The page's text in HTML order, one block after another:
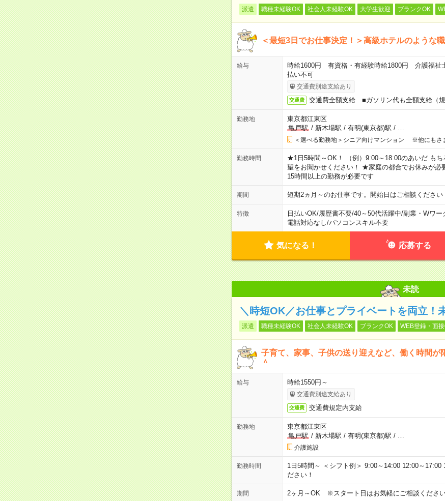
派遣 職種未経験OK 社会人未経験OK 大学生歓迎 ブランクOK
＜最短3日でお仕事決定！＞高級ホテルのような
給与
時給1600円 有資格・有経験時給1800円 介護福
払い不可
交通費別途支給あり
交通費 交通費全額支給 ■ガソリン代も全額支給（
勤務地
東京都江東区
亀戸駅/ 新木場駅 / 有明(東京都)駅 /
＜選べる勤務地＞シニア向けマンション ※他にもさ
勤務時間
★1日5時間～OK！ （例）9:00～18:00のあいだ も
望をお聞かせください！ ★家庭の都合でお休みが
15時間以上の勤務が必要です
期間 短期2ヵ月～のお仕事です。開始日はご相談くださ
特徴 日払いOK/履歴書不要/40～50代活躍中/副業・Wワー
電話対応なし/パソコンスキル不要
気になる！ 応募する
未読
＼時短OK／お仕事とプライベートを両立！
派遣 職種未経験OK 社会人未経験OK ブランクOK WEB登録・面
子育て、家事、子供の送り迎えなど、働く時間が
＾
給与 時給1550円～
交通費別途支給あり
交通費 交通費規定内支給
勤務地
東京都江東区
亀戸駅/ 新木場駅 / 有明(東京都)駅 /
介護施設
勤務時間
1日5時間～ ＜シフト例＞ 9:00～14:00 12:00～
ださい！
期間 2ヶ月～OK ※スタート日はお気軽にご相談ください